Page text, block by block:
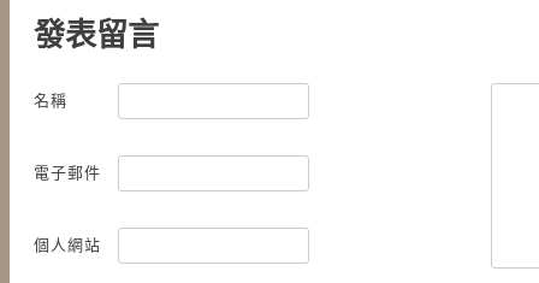
發表留言
名稱
電子郵件
個人網站